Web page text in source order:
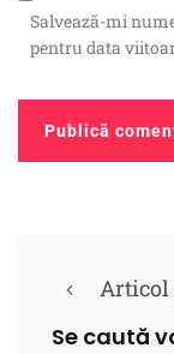
Salvează-mi
pentru data
Articol
Se caută